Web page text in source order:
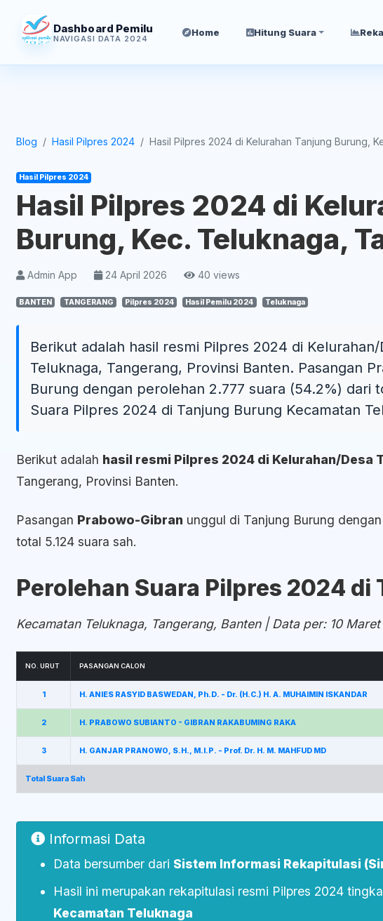
Dashboard Pemilu
NAVIGASI DATA 2024
Home Hitung Suara
Blog Hasil Pilpres 2024 Hasil Pilpres 2024 di Kelurahan Tanjung Burung,
Hasil Pilpres 2024
Hasil Pilpres 2024 di
Burung, Kec. Teluknaga,
Admin App 24 April 2026 40 views
BANTEN TANGERANG Pilpres 2024 Hasil Pemilu 2024 Teluknaga
Berikut adalah hasil resmi Pilpres 2024 di
Teluknaga, Tangerang, Provinsi Banten. Pasangan
Burung dengan perolehan 2.777 suara (54.2%) dari
Suara Pilpres 2024 di Tanjung Burung Kecamatan
Berikut adalah hasil resmi Pilpres 2024 di Kelurahan/Desa
Tangerang, Provinsi Banten.
Pasangan Prabowo-Gibran unggul di Tanjung Burung
total 5.124 suara sah.
Perolehan Suara Pilpres 2024 di
Kecamatan Teluknaga, Tangerang, Banten | Data per: 10
NO. URUT PASANGAN CALON
1 H. ANIES RASYID BASWEDAN, Ph.D. - Dr. (H.C.) H. A. MUHAIMIN ISKANDAR
2 H. PRABOWO SUBIANTO - GIBRAN RAKABUMING RAKA
3 H. GANJAR PRANOWO, S.H., M.I.P. - Prof. Dr. H. M. MAHFUD MD
Total Suara Sah
Informasi Data
Data bersumber dari Sistem Informasi Rekapitulasi
Hasil ini merupakan rekapitulasi resmi Pilpres 2024
Kecamatan Teluknaga